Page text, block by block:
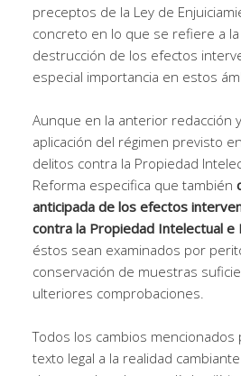
preceptos de la Ley de
concreto en lo que se refiere a
destrucción de los efectos
especial importancia en estos
Aunque en la anterior redacción
aplicación del régimen previsto
delitos contra la Propiedad
Reforma especifica que también
anticipada de los efectos
contra la Propiedad Intelectual e
éstos sean examinados por
conservación de muestras
ulteriores comprobaciones.
Todos los cambios mencionados
texto legal a la realidad